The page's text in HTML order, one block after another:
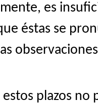
es
éstas se
plazos